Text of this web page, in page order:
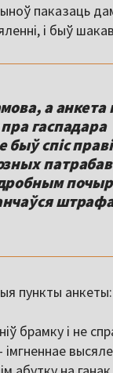
паказаць
і быў
а анкета
гаспадара
спіс
пункты анкеты:
брамку і не